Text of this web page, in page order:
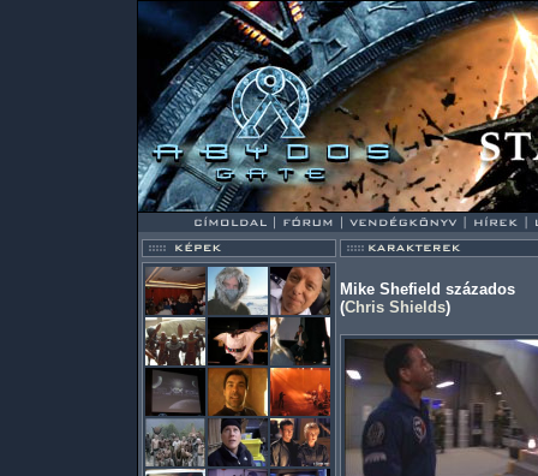
Mike Shefield százados
(Chris Shields)